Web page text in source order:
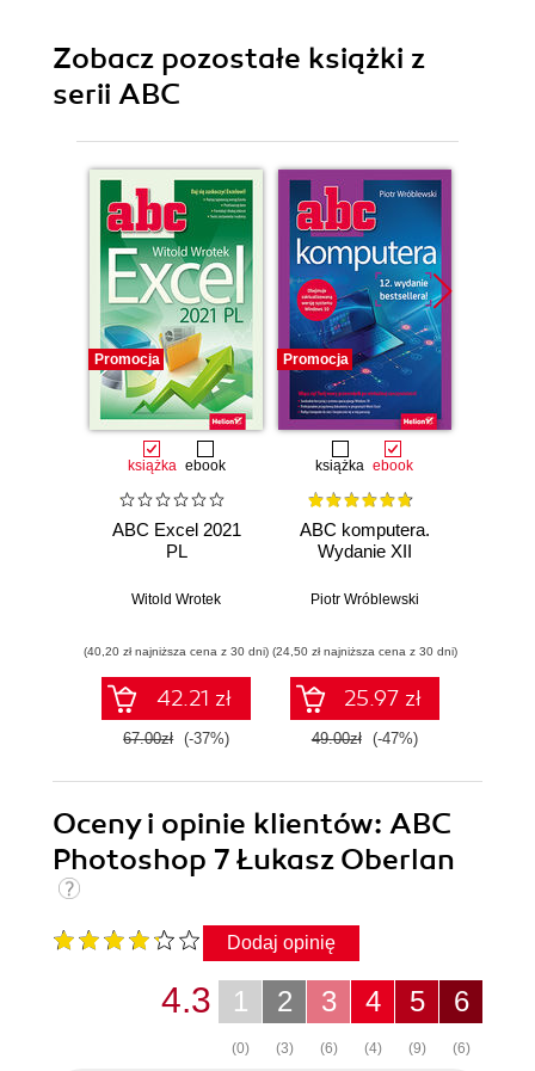
Zobacz pozostałe książki z
serii ABC
Promocja
książka ebook
ABC Excel 2021
PL
Witold Wrotek
(40,20 zł najniższa cena z 30 dni)
42.21 zł
67.00zł (-37%)
Promocja
książka ebook
ABC komputera.
Wydanie XII
Piotr Wróblewski
(24,50 zł najniższa cena z 30 dni)
25.97 zł
49.00zł (-47%)
Oceny i opinie klientów: ABC
Photoshop 7 Łukasz Oberlan
Dodaj opinię
6
(6)
5
(9)
4
(4)
3
(6)
2
(3)
1
(0)
4.3